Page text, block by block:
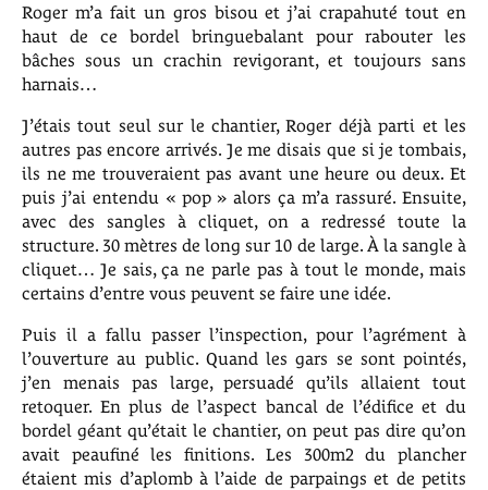
Roger m’a fait un gros bisou et j’ai crapahuté tout en
haut de ce bordel bringuebalant pour rabouter les
bâches sous un crachin revigorant, et toujours sans
harnais…
J’étais tout seul sur le chantier, Roger déjà parti et les
autres pas encore arrivés. Je me disais que si je tombais,
ils ne me trouveraient pas avant une heure ou deux. Et
puis j’ai entendu « pop » alors ça m’a rassuré. Ensuite,
avec des sangles à cliquet, on a redressé toute la
structure. 30 mètres de long sur 10 de large. À la sangle à
cliquet… Je sais, ça ne parle pas à tout le monde, mais
certains d’entre vous peuvent se faire une idée.
Puis il a fallu passer l’inspection, pour l’agrément à
l’ouverture au public. Quand les gars se sont pointés,
j’en menais pas large, persuadé qu’ils allaient tout
retoquer. En plus de l’aspect bancal de l’édifice et du
bordel géant qu’était le chantier, on peut pas dire qu’on
avait peaufiné les finitions. Les 300m2 du plancher
étaient mis d’aplomb à l’aide de parpaings et de petits